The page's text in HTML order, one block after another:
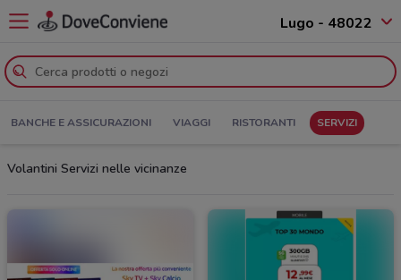
Lugo - 48022
BANCHE E ASSICURAZIONI VIAGGI RISTORANTI SERVIZI
Volantini Servizi nelle vicinanze